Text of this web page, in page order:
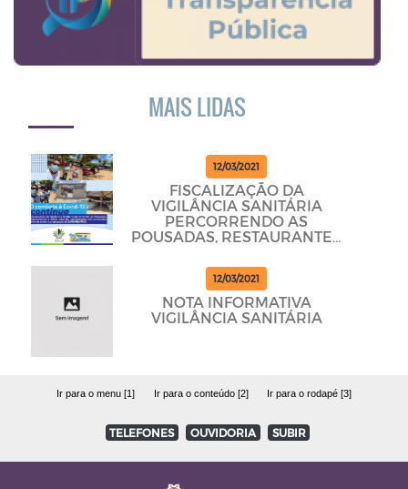
MAIS LIDAS
12/03/2021
FISCALIZAÇÃO DA
VIGILÂNCIA SANITÁRIA
PERCORRENDO AS
POUSADAS, RESTAURANTES
CUMPRINDO OS
PROTOCOLOS
12/03/2021
NOTA INFORMATIVA
VIGILÂNCIA SANITÁRIA
Ir para o menu [1] Ir para o conteúdo [2] Ir para o rodapé [3]
TELEFONES OUVIDORIA SUBIR